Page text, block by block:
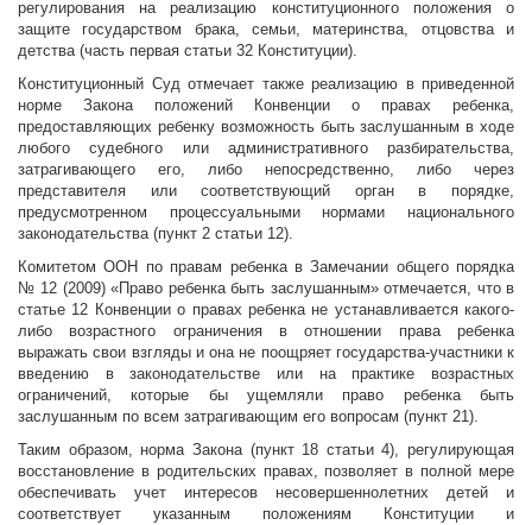
регулирования на реализацию конституционного положения о
защите государством брака, семьи, материнства, отцовства и
детства (часть первая статьи 32 Конституции).
Конституционный Суд отмечает также реализацию в приведенной
норме Закона положений Конвенции о правах ребенка,
предоставляющих ребенку возможность быть заслушанным в ходе
любого судебного или административного разбирательства,
затрагивающего его, либо непосредственно, либо через
представителя или соответствующий орган в порядке,
предусмотренном процессуальными нормами национального
законодательства (пункт 2 статьи 12).
Комитетом ООН по правам ребенка в Замечании общего порядка
№ 12 (2009) «Право ребенка быть заслушанным» отмечается, что в
статье 12 Конвенции о правах ребенка не устанавливается какого-
либо возрастного ограничения в отношении права ребенка
выражать свои взгляды и она не поощряет государства-участники к
введению в законодательстве или на практике возрастных
ограничений, которые бы ущемляли право ребенка быть
заслушанным по всем затрагивающим его вопросам (пункт 21).
Таким образом, норма Закона (пункт 18 статьи 4), регулирующая
восстановление в родительских правах, позволяет в полной мере
обеспечивать учет интересов несовершеннолетних детей и
соответствует указанным положениям Конституции и